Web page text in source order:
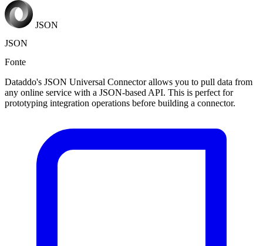
JSON
JSON
Fonte
Dataddo's JSON Universal Connector allows you to pull data from
any online service with a JSON-based API. This is perfect for
prototyping integration operations before building a connector.